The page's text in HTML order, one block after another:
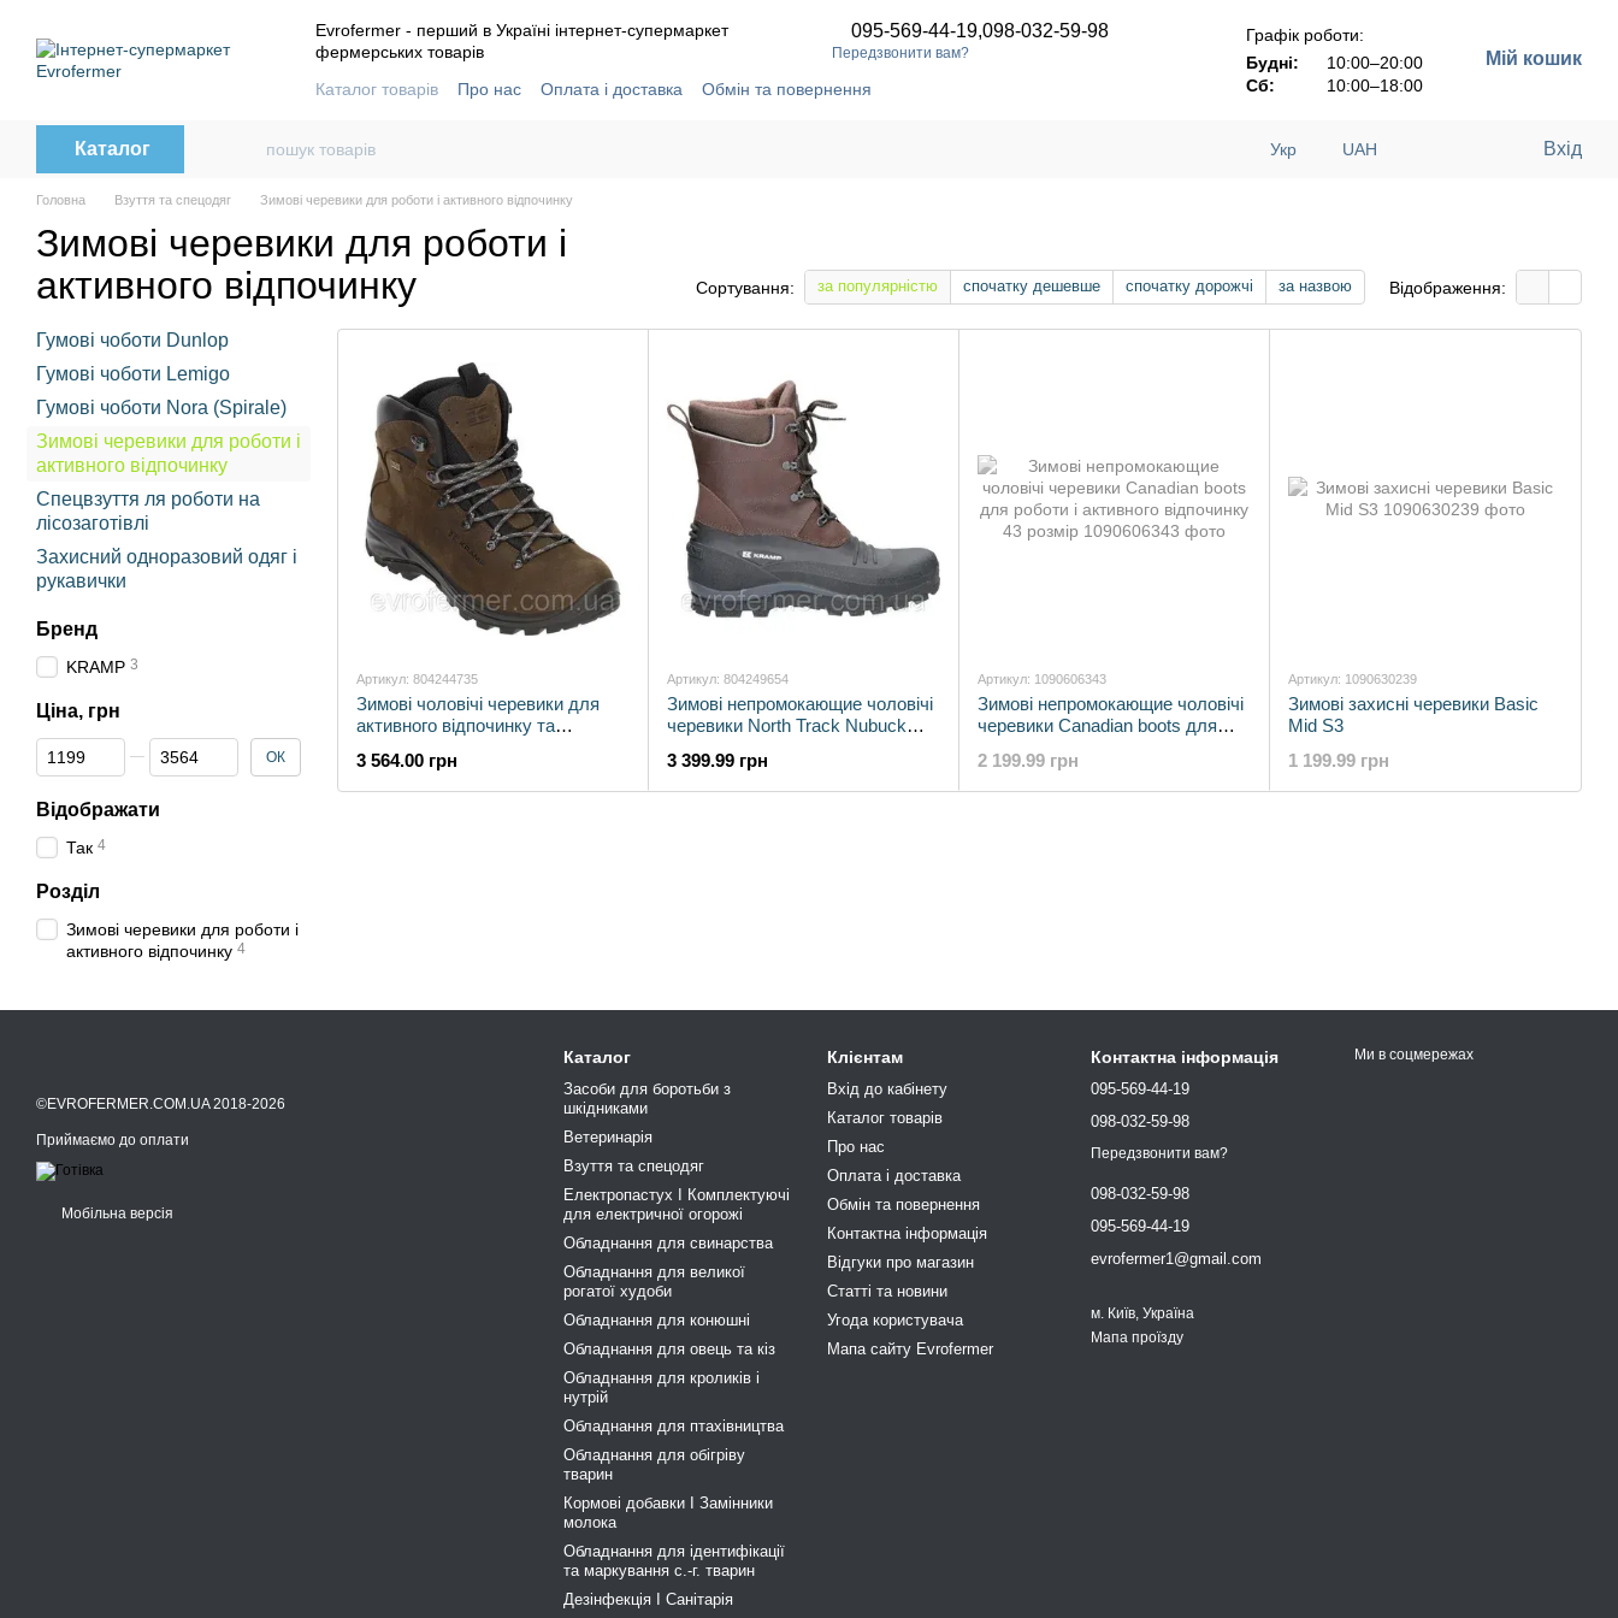
Evrofermer - перший в Україні інтернет-супермаркет
фермерських товарів
095-569-44-19,098-032-59-98
Передзвонити вам?
Каталог товарів Про нас Оплата і доставка
Обмін та повернення
Графік роботи:
Будні:
10:00–20:00
Сб:
10:00–18:00
Мій кошик
Каталог Укр UAH Вхід
Головна Взуття та спецодяг Зимові черевики для роботи і активного відпочинку
Зимові черевики для роботи і
активного відпочинку
Сортування: за популярністю спочатку дешевше спочатку дорожчі за назвою Відображення:
Артикул: 804244735
Зимові чоловічі черевики для
активного відпочинку та
Vibram
3 564.00 грн
Артикул: 804249654
Зимові непромокающие чоловічі
черевики North Track Nubuck
відпочинку
3 399.99 грн
Артикул: 1090606343
Зимові непромокающие чоловічі
черевики Canadian boots для
розмір
2 199.99 грн
Артикул: 1090630239
Зимові захисні черевики Basic
Mid S3
1 199.99 грн
Гумові чоботи Dunlop
Гумові чоботи Lemigo
Гумові чоботи Nora (Spirale)
Зимові черевики для роботи і
активного відпочинку
Спецвзуття ля роботи на
лісозаготівлі
Захисний одноразовий одяг і
рукавички
Бренд
KRAMP 3
Ціна, грн
Від Ціна, грн
До Ціна, грн ОК
Відображати
Так 4
Розділ
Зимові черевики для роботи і
активного відпочинку 4
©EVROFERMER.COM.UA 2018-2026
Приймаємо до оплати
Мобільна версія
Каталог
Засоби для боротьби з
шкідниками
Ветеринарія
Взуття та спецодяг
Електропастух І Комплектуючі
для електричної огорожі
Обладнання для свинарства
Обладнання для великої
рогатої худоби
Обладнання для конюшні
Обладнання для овець та кіз
Обладнання для кроликів і
нутрій
Обладнання для птахівництва
Обладнання для обігріву
тварин
Кормові добавки І Замінники
молока
Обладнання для ідентифікації
та маркування с.-г. тварин
Дезінфекція І Санітарія
Клієнтам
Вхід до кабінету
Каталог товарів
Про нас
Оплата і доставка
Обмін та повернення
Контактна інформація
Відгуки про магазин
Статті та новини
Угода користувача
Мапа сайту Evrofermer
Контактна інформація
095-569-44-19
098-032-59-98
Передзвонити вам?
098-032-59-98
095-569-44-19
evrofermer1@gmail.com
м. Київ, Україна
Мапа проїзду
Ми в соцмережах